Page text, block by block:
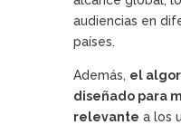
audiencias en
países.
Además, el
diseñado para
relevante a los